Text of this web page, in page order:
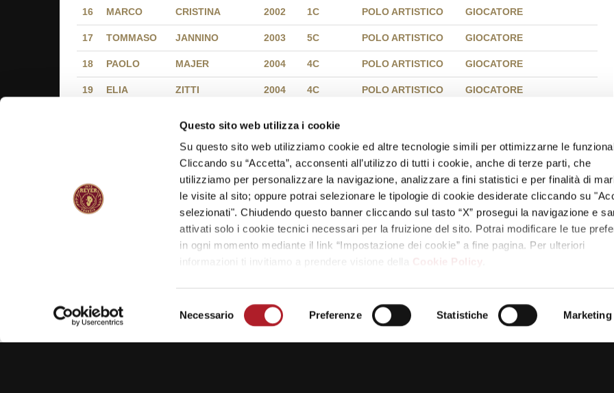
Questo sito web utilizza i cookie
Su questo sito web utilizziamo cookie ed altre tecnologie simili per ottimizzarne le
Cliccando su “Accetta”, acconsenti all’utilizzo di tutti i cookie, anche di terze parti, che
utilizziamo per personalizzare la navigazione, analizzare a fini statistici e per finalità di
le visite al sito; oppure potrai selezionare le tipologie di cookie desiderate cliccando su
selezionati". Chiudendo questo banner cliccando sul tasto “X” prosegui la navigazione e
attivati solo i cookie tecnici necessari per la fruizione del sito. Potrai modificare le tue
in ogni momento mediante il link “Impostazione dei cookie” a fine pagina. Per ulteriori
Cookie Policy
del
Necessario Preferenze Statistiche Marketing
16 MARCO CRISTINA 2002 1C POLO ARTISTICO GIOCATORE
17 TOMMASO JANNINO 2003 5C POLO ARTISTICO GIOCATORE
18 PAOLO MAJER 2004 4C POLO ARTISTICO GIOCATORE
19 ELIA ZITTI 2004 4C POLO ARTISTICO GIOCATORE
VISENTIN POLO ARTISTICO RESP. COMUNICAZIONE
DE MARCHI 5A POLO ARTISTICO RESP. TIFO
23 BATTISTON 5A POLO ARTISTICO RESP. TIFO
ARBITRO D'ISTITUTO